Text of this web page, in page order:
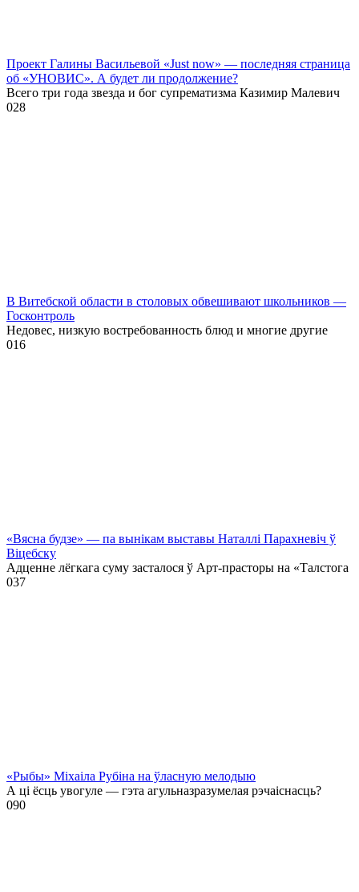
Проект Галины Васильевой «Just now» — последняя страница
об «УНОВИС». А будет ли продолжение?
Всего три года звезда и бог супрематизма Казимир Малевич
028
В Витебской области в столовых обвешивают школьников —
Госконтроль
Недовес, низкую востребованность блюд и многие другие
016
«Вясна будзе» — па вынікам выставы Наталлі Парахневіч ў
Віцебску
Адценне лёгкага суму засталося ў Арт-прасторы на «Талстога
037
«Рыбы» Міхаіла Рубіна на ўласную мелодыю
А ці ёсць увогуле — гэта агульназразумелая рэчаіснасць?
090